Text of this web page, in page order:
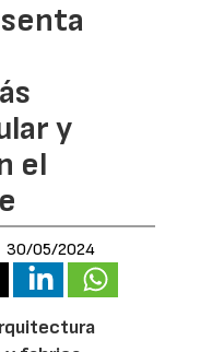
y
el
30/05/2024